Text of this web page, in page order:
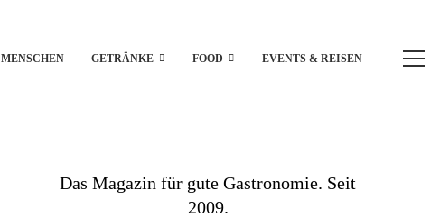
MENSCHEN GETRÄNKE FOOD EVENTS & REISEN
Das Magazin für gute Gastronomie. Seit
2009.